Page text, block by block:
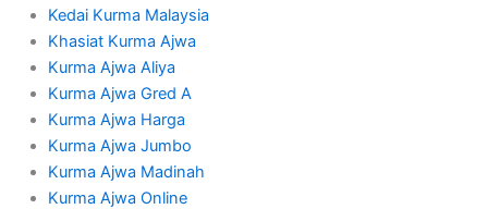
Kedai Kurma Malaysia
Khasiat Kurma Ajwa
Kurma Ajwa Aliya
Kurma Ajwa Gred A
Kurma Ajwa Harga
Kurma Ajwa Jumbo
Kurma Ajwa Madinah
Kurma Ajwa Online